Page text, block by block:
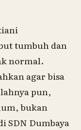
tumbuh dan
normal.
agar bisa
pun,
bukan
SDN Dumbaya